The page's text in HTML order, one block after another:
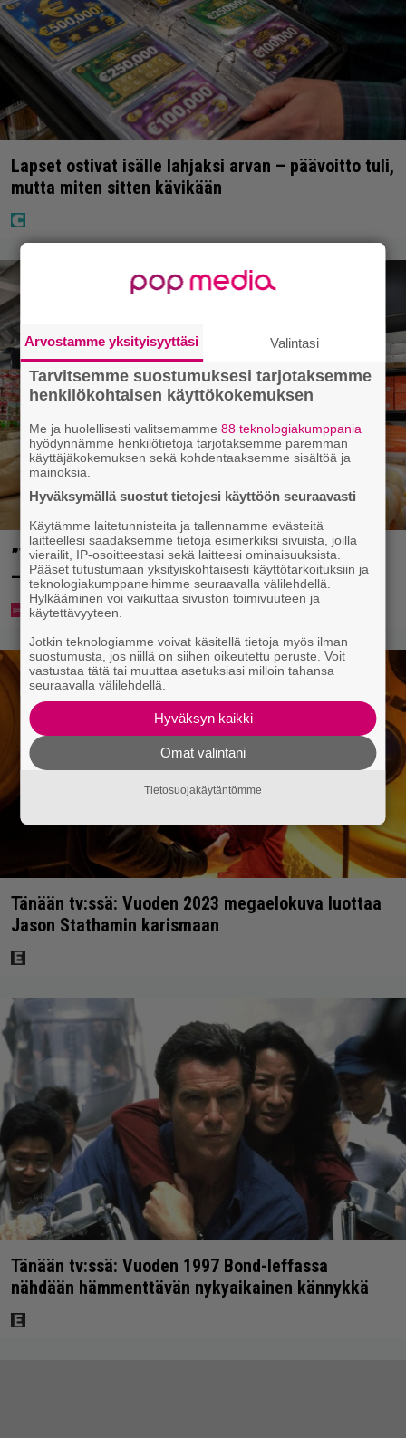
Lapset ostivat isälle lahjaksi arvan – päävoitto tuli,
mutta miten sitten kävikään
”Tavallista suurempia pakkauksia myös perheille”
– tänne aukee Suomen toinen Prisma Tukku
Tänään tv:ssä: Vuoden 2023 megaelokuva luottaa
Jason Stathamin karismaan
Tänään tv:ssä: Vuoden 1997 Bond-leffassa
nähdään hämmenttävän nykyaikainen kännykkä
Arvostamme yksityisyyttäsi Valintasi
Tarvitsemme suostumuksesi tarjotaksemme
henkilökohtaisen käyttökokemuksen
Me ja huolellisesti valitsemamme88 teknologiakumppania
hyödynnämme henkilötietoja tarjotaksemme paremman
käyttäjäkokemuksen sekä kohdentaaksemme sisältöä ja
mainoksia.
Hyväksymällä suostut tietojesi käyttöön seuraavasti
Käytämme laitetunnisteita ja tallennamme evästeitä
laitteellesi saadaksemme tietoja esimerkiksi sivuista, joilla
vierailit, IP-osoitteestasi sekä laitteesi ominaisuuksista.
Pääset tutustumaan yksityiskohtaisesti käyttötarkoituksiin ja
teknologiakumppaneihimme seuraavalla välilehdellä.
Hylkääminen voi vaikuttaa sivuston toimivuuteen ja
käytettävyyteen.
Jotkin teknologiamme voivat käsitellä tietoja myös ilman
suostumusta, jos niillä on siihen oikeutettu peruste. Voit
vastustaa tätä tai muuttaa asetuksiasi milloin tahansa
seuraavalla välilehdellä.
Hyväksyn kaikki
Omat valintani
Tietosuojakäytäntömme